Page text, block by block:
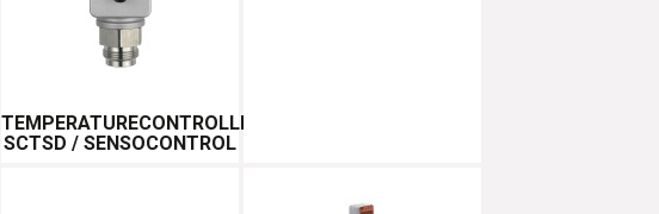
TEMPERATURECONTROLLER
SCTSD / SENSOCONTROL